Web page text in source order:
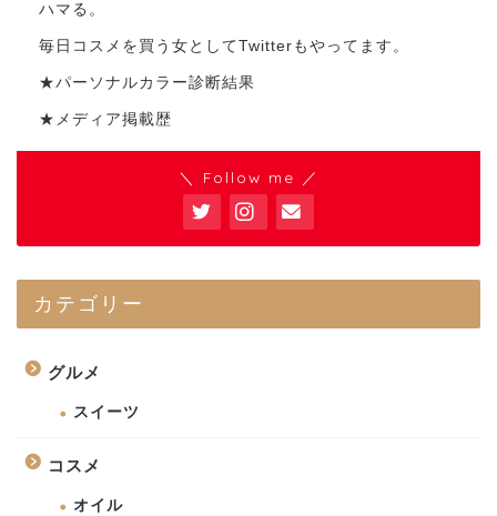
ハマる。
毎日コスメを買う女としてTwitterもやってます。
★パーソナルカラー診断結果
★メディア掲載歴
＼ Follow me ／
カテゴリー
グルメ
スイーツ
コスメ
オイル